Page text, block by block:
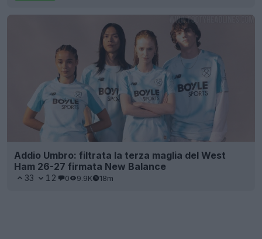
Addio Umbro: filtrata la terza maglia del West
Ham 26-27 firmata New Balance
33 12 0 9.9K 18m